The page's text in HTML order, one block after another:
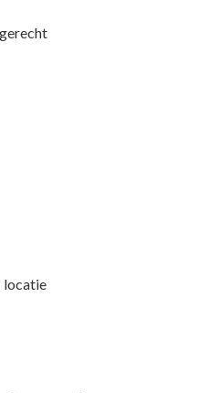
locatie